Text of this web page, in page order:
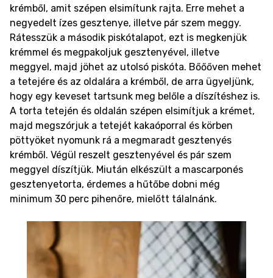
krémből, amit szépen elsimítunk rajta. Erre mehet a
negyedelt ízes gesztenye, illetve pár szem meggy.
Rátesszük a második piskótalapot, ezt is megkenjük
krémmel és megpakoljuk gesztenyével, illetve
meggyel, majd jöhet az utolsó piskóta. Bőőőven mehet
a tetejére és az oldalára a krémből, de arra ügyeljünk,
hogy egy keveset tartsunk meg belőle a díszítéshez is.
A torta tetején és oldalán szépen elsimítjuk a krémet,
majd megszórjuk a tetejét kakaóporral és körben
pöttyöket nyomunk rá a megmaradt gesztenyés
krémből. Végül reszelt gesztenyével és pár szem
meggyel díszítjük. Miután elkészült a mascarponés
gesztenyetorta, érdemes a hűtőbe dobni még
minimum 30 perc pihenőre, mielőtt tálalnánk.